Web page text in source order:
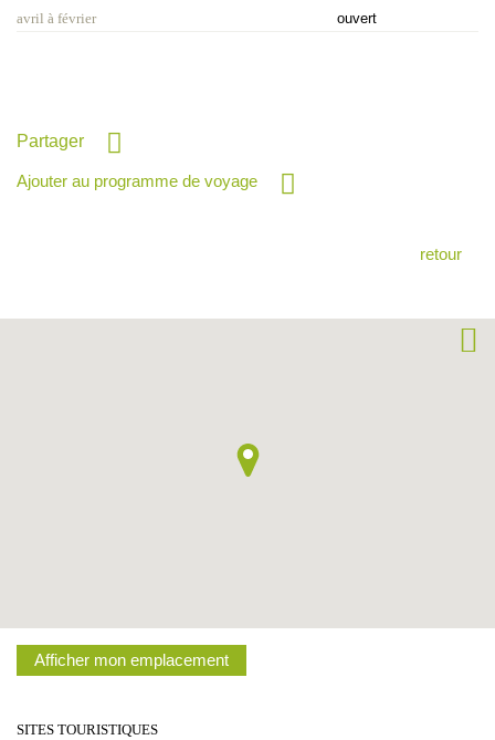
avril à février ouvert
Partager
Ajouter au programme de voyage
retour
Afficher mon emplacement
SITES TOURISTIQUES